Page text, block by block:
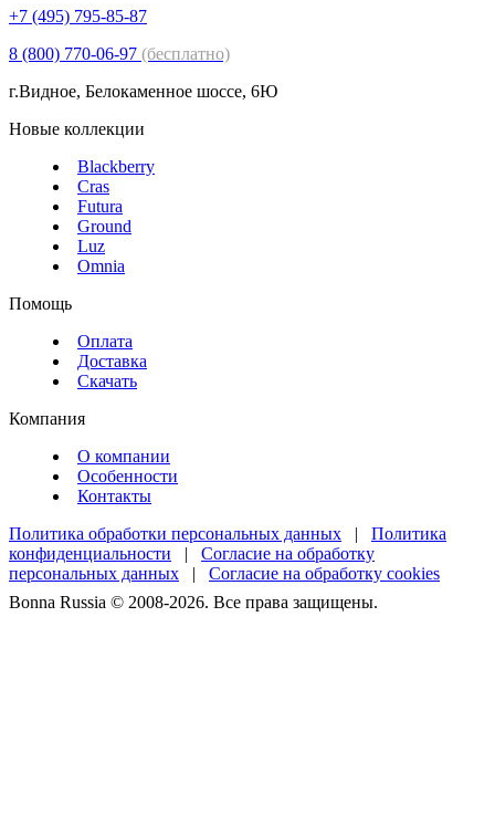
+7 (495) 795-85-87
8 (800) 770-06-97 (бесплатно)
г.Видное, Белокаменное шоссе, 6Ю
Новые коллекции
Blackberry
Cras
Futura
Ground
Luz
Omnia
Помощь
Оплата
Доставка
Скачать
Компания
О компании
Особенности
Контакты
Политика обработки персональных данных | Политика
конфиденциальности | Согласие на обработку
персональных данных | Согласие на обработку cookies
Bonna Russia © 2008-2026. Все права защищены.